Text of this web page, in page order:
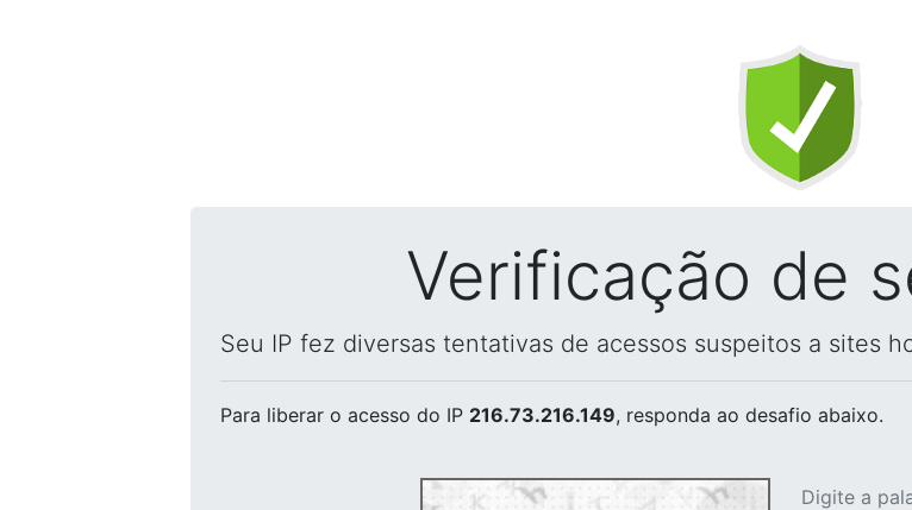
Verificação de
Seu IP fez diversas tentativas de acessos suspeitos a sites
Para liberar o acesso do IP 216.73.216.149, responda ao desafio abaixo.
Digite a